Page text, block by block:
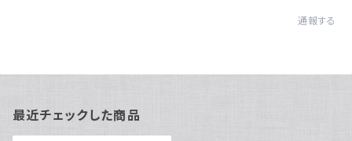
通報する
最近チェックした商品